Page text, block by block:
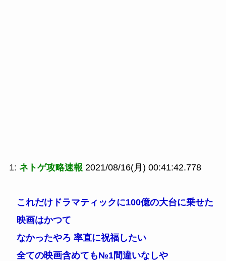
1: ネトゲ攻略速報 2021/08/16(月) 00:41:42.778
これだけドラマティックに100億の大台に乗せた
映画はかつて
なかったやろ 率直に祝福したい
全ての映画含めても№1間違いなしや